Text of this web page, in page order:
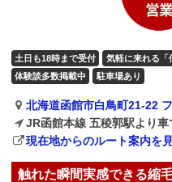
土日も18時まで受付 気軽に来れる「
体験談多数掲載中
駐車場あり
北海道函館市白鳥町21-22
JR函館本線 五稜郭駅より車
現在地からのルート案内を
触れた瞬間実感できる縮